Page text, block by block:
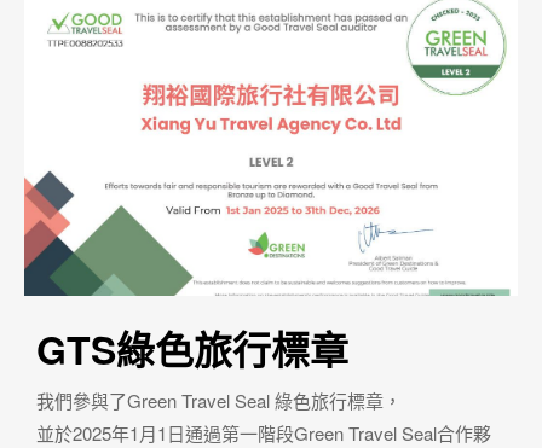
GTS綠色旅行標章
我們參與了Green Travel Seal 綠色旅行標章，
並於2025年1月1日通過第一階段Green Travel Seal合作夥